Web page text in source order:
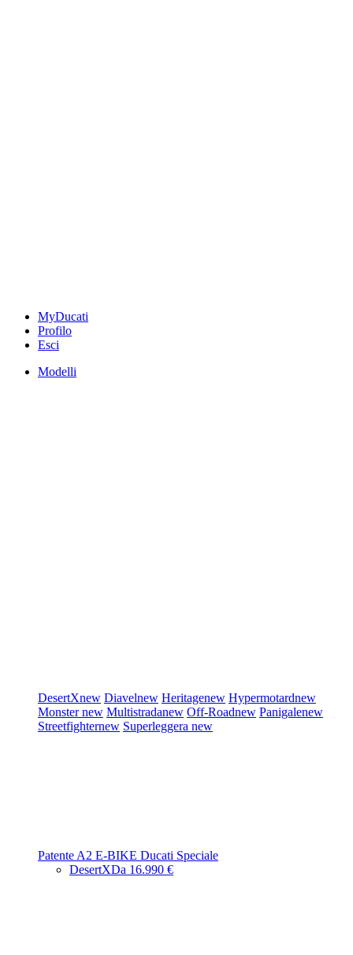
MyDucati
Profilo
Esci
Modelli
DesertXnew Diavelnew Heritagenew Hypermotardnew
Monsternew Multistradanew Off-Roadnew Panigalenew
Streetfighternew Superleggera new
Patente A2 E-BIKE Ducati Speciale
DesertXDa 16.990 €